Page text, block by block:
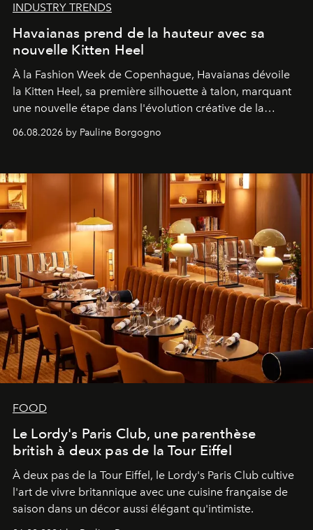
INDUSTRY TRENDS
Havaianas prend de la hauteur avec sa
nouvelle Kitten Heel
À la Fashion Week de Copenhague, Havaianas dévoile
la Kitten Heel, sa première silhouette à talon, marquant
une nouvelle étape dans l'évolution créative de la
06.08.2026 by Pauline Borgogno
FOOD
Le Lordy's Paris Club, une parenthèse
british à deux pas de la Tour Eiffel
À deux pas de la Tour Eiffel, le Lordy's Paris Club cultive
l'art de vivre britannique avec une cuisine française de
saison dans un décor aussi élégant qu'intimiste.